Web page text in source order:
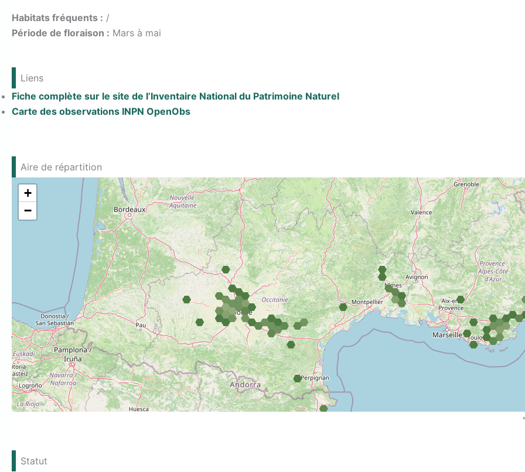
Habitats fréquents : /
Période de floraison : Mars à mai
Liens
Fiche complète sur le site de l’Inventaire National du Patrimoine Naturel
Carte des observations INPN OpenObs
Aire de répartition
+
−
Statut